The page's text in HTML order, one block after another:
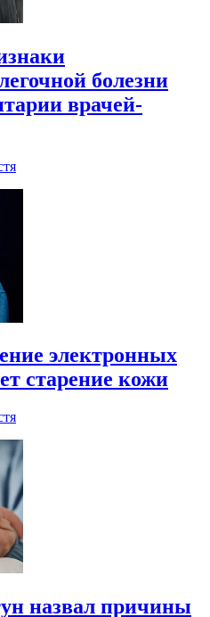
болезни
врачей-
электронных
старение кожи
назвал причины